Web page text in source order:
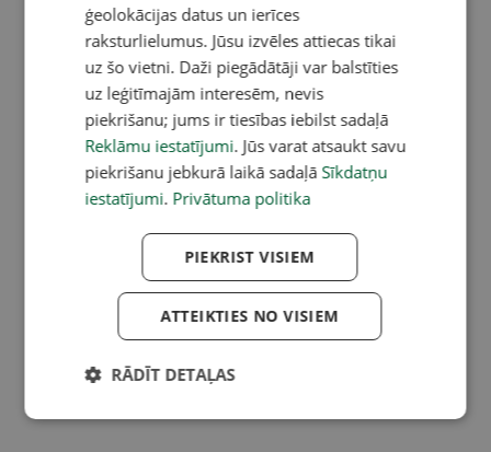
ģeolokācijas datus un ierīces
raksturlielumus. Jūsu izvēles attiecas tikai
uz šo vietni. Daži piegādātāji var balstīties
uz leģitīmajām interesēm, nevis
piekrišanu; jums ir tiesības iebilst sadaļā
Reklāmu iestatījumi. Jūs varat atsaukt savu
piekrišanu jebkurā laikā sadaļā Sīkdatņu
iestatījumi. Privātuma politika
PIEKRIST VISIEM
ATTEIKTIES NO VISIEM
RĀDĪT DETAĻAS